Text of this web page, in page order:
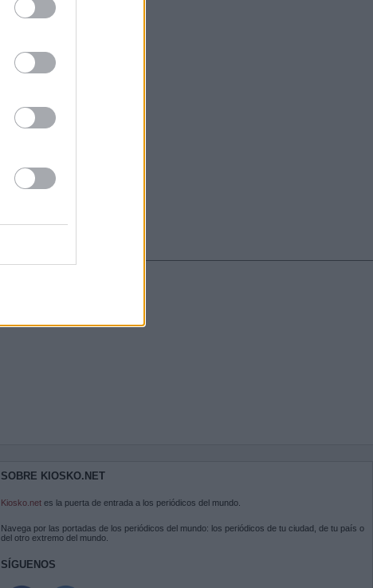
SOBRE KIOSKO.NET
Kiosko.net es la puerta de entrada a los periódicos del mundo.
Navega por las portadas de los periódicos del mundo: los periódicos de tu ciudad, de tu país o
del otro extremo del mundo.
SÍGUENOS